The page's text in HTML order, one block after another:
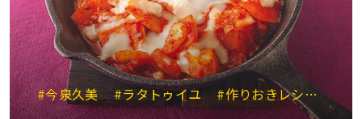
#今泉久美 #ラタトゥイユ #作りおきレシピ